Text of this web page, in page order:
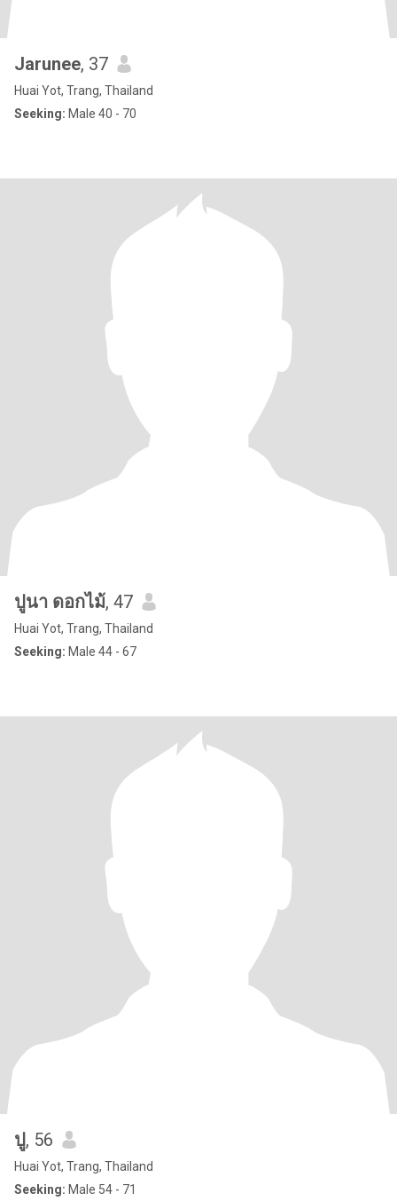
Jarunee, 37
Huai Yot, Trang, Thailand
Seeking: Male 40 - 70
ปูนา ดอกไม้, 47
Huai Yot, Trang, Thailand
Seeking: Male 44 - 67
ปู, 56
Huai Yot, Trang, Thailand
Seeking: Male 54 - 71